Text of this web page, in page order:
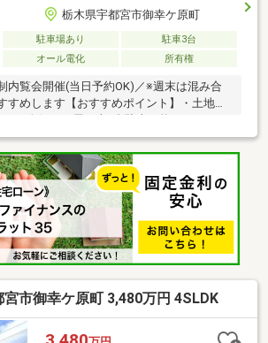
栃木県宇都宮市御幸ケ原町
駐車場あり
駐車3台
オール電化 所有権
内覧会開催(当日予約OK)／※週末は混み合
すめします【おすすめポイント】・土地
徒歩4分の便利な立地・アイランドキッチン
回遊動線が動きやすい間取りです【リフォ
・クロス張替え・ユニットバス新品交換・
ア仕上げ・畳表替え、襖障子張替え・エア
ウスクリーニング・テレワーク、在宅勤務に
のご相談も承ります※価格には消費税、リ
す
市御幸ケ原町 3,480万円 4SLDK